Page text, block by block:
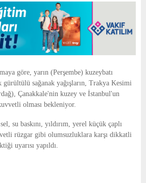
göre, yarın (Perşembe) kuzeybatı
sağanak yağışların, Trakya Kesimi
Çanakkale'nin kuzey ve İstanbul'un
olması bekleniyor.
su baskını, yıldırım, yerel küçük çaplı
rüzgar gibi olumsuzluklara karşı dikkatli
uyarısı yapıldı.